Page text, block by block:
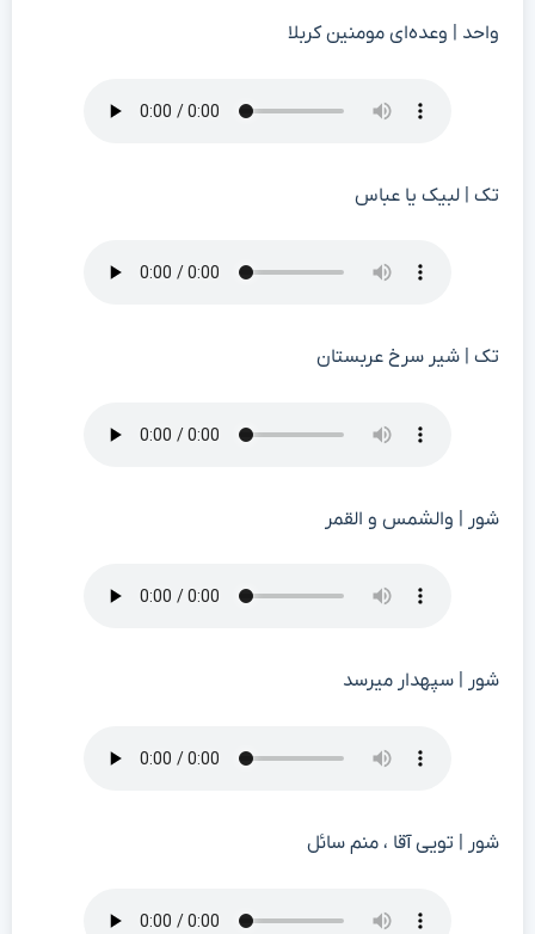
واحد | وعده‌ای مومنین کربلا
تک | لبیک یا عباس
تک | شیر سرخ عربستان
شور | والشمس و القمر
شور | سپهدار میرسد
شور | تویی آقا ، منم سائل